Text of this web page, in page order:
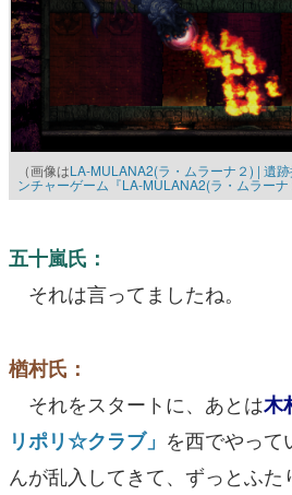
（画像はLA-MULANA2(ラ・ムラーナ２) | 遺
ンチャーゲーム『LA-MULANA2(ラ・ムラーナ
五十嵐氏：
それは言ってましたね。
楢村氏：
それをスタートに、あとは木
リポリ☆クラブ」 を西でやって
んが乱入してきて、ずっとふ